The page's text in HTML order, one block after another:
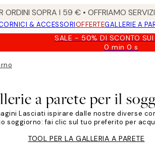
ORDINI SOPRA I 59 € • OFFRIAMO
& ACCESSORIOFFERTEGALLERIE A
SALE - 50% DI SCONTO SUI
0 min0 s
Valido
09
a parete per il
Lasciati ispirare dalle nostre diverse
soggiorno: fai clic sul tuo preferito per
TOOL PER LA GALLERIA A PARETE